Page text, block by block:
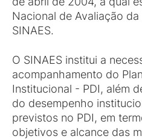
Nacional de Avaliação
SINAES.
O SINAES institui a
acompanhamento do
Institucional - PDI, além
do desempenho
previstos no PDI, em
objetivos e alcance das